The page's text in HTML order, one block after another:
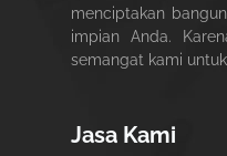
menciptakan
impian Anda.
semangat kami
Jasa Kami